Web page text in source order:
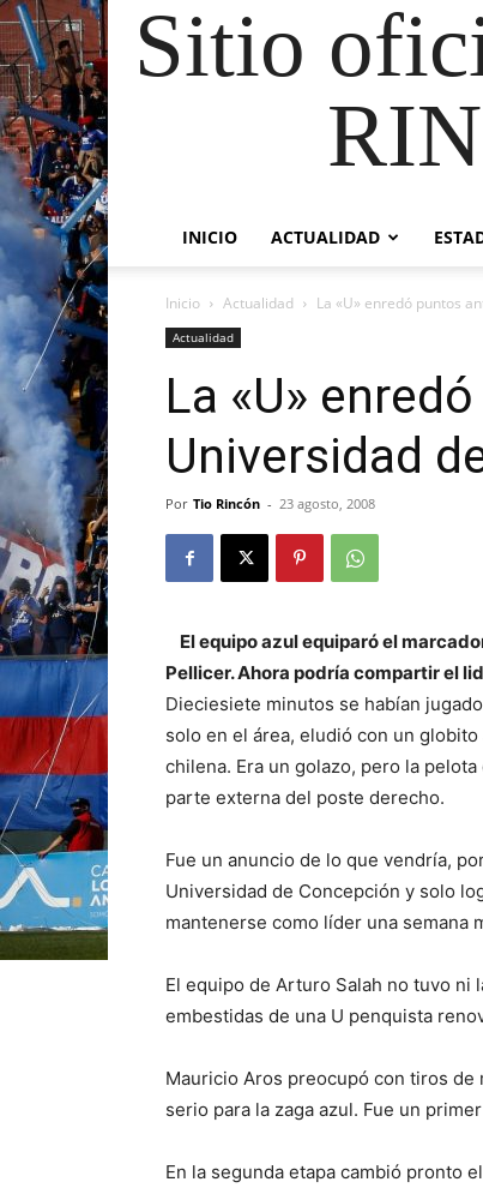
Sitio
INICIO ACTUALIDAD
Inicio Actualidad La «U» enredó puntos
Actualidad
La «U»
Universidad
Por Tio Rincón - 23 agosto, 2008
El equipo azul equiparó el
Pellicer. Ahora podría compartir el
Dieciesiete minutos se habían
solo en el área, eludió con un
chilena. Era un golazo, pero la pelota
parte externa del poste derecho.
Fue un anuncio de lo que vendría,
Universidad de Concepción y solo
mantenerse como líder una semana
El equipo de Arturo Salah no tuvo ni
embestidas de una U penquista
Mauricio Aros preocupó con tiros
serio para la zaga azul. Fue un
En la segunda etapa cambió pronto